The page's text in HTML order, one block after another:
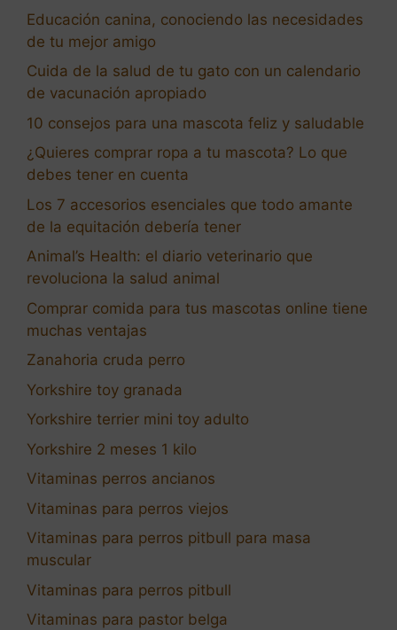
Educación canina, conociendo las necesidades
de tu mejor amigo
Cuida de la salud de tu gato con un calendario
de vacunación apropiado
10 consejos para una mascota feliz y saludable
¿Quieres comprar ropa a tu mascota? Lo que
debes tener en cuenta
Los 7 accesorios esenciales que todo amante
de la equitación debería tener
Animal’s Health: el diario veterinario que
revoluciona la salud animal
Comprar comida para tus mascotas online tiene
muchas ventajas
Zanahoria cruda perro
Yorkshire toy granada
Yorkshire terrier mini toy adulto
Yorkshire 2 meses 1 kilo
Vitaminas perros ancianos
Vitaminas para perros viejos
Vitaminas para perros pitbull para masa
muscular
Vitaminas para perros pitbull
Vitaminas para pastor belga